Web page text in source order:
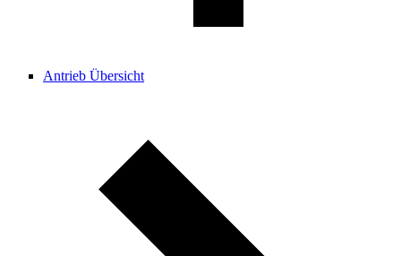
Antrieb Übersicht